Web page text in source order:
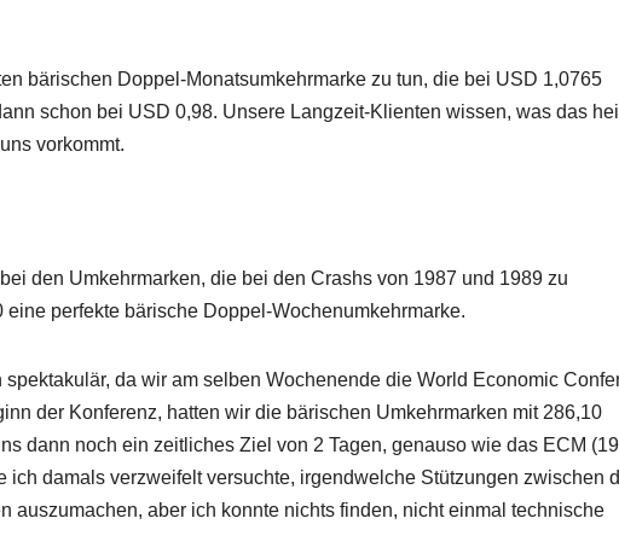
bärischen Doppel-Monatsumkehrmarke zu tun, die bei USD 1,0765
schon bei USD 0,98. Unsere Langzeit-Klienten wissen, was das
vorkommt.
den Umkehrmarken, die bei den Crashs von 1987 und 1989 zu
perfekte bärische Doppel-Wochenumkehrmarke.
spektakulär, da wir am selben Wochenende die World Economic
der Konferenz, hatten wir die bärischen Umkehrmarken mit 286,10
dann noch ein zeitliches Ziel von 2 Tagen, genauso wie das ECM
ich damals verzweifelt versuchte, irgendwelche Stützungen zwischen
auszumachen, aber ich konnte nichts finden, nicht einmal technische